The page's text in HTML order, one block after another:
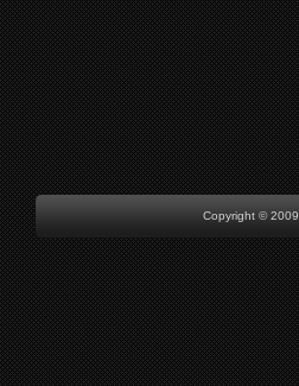
Copyright © 2009